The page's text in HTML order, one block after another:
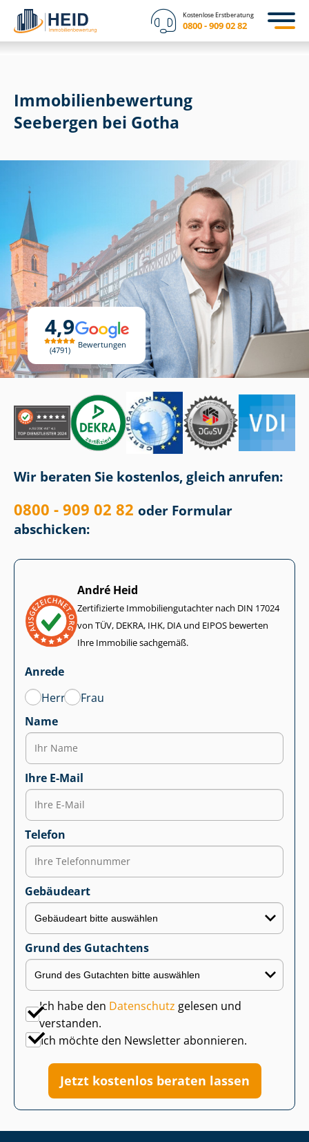
Kostenlose Erstberatung
0800 - 909 02 82
4,9
4791
Bewertungen
Immobilien­bewertung
Seebergen bei Gotha
Wir beraten Sie kostenlos, gleich anrufen:
0800 - 909 02 82 oder Formular
abschicken:
André Heid
Zertifizierte Im­mo­bi­li­en­gut­ach­ter nach DIN 17024
von TÜV, DEKRA, IHK, DIA und EIPOS bewerten
Ihre Immobilie sachgemäß.
Anrede
Herr
Frau
Name
Ihre E-Mail
Telefon
Gebäudeart
Grund des Gutachtens
Ich habe den Datenschutz gelesen und
verstanden.
Ich möchte den Newsletter abonnieren.
Jetzt kostenlos beraten lassen